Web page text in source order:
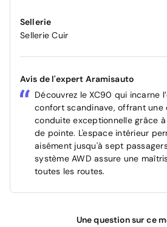
Sellerie
Sellerie Cuir
Avis de l'expert Aramisauto
Découvrez le XC90 qui incarne
confort scandinave, offrant une
conduite exceptionnelle grâce
de pointe. L'espace intérieur
aisément jusqu'à sept
système AWD assure une
toutes les routes.
Une question sur ce